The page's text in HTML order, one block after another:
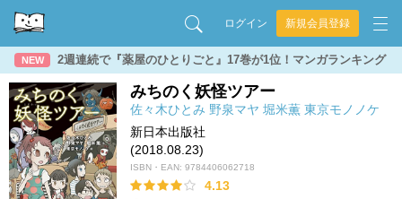
ログイン 新規会員登録
NEW 2週連続で『薬屋のひとりごと』17巻が1位！マンガランキング
みちのく妖怪ツアー
佐々木ひとみ 野泉マヤ 堀米薫 東京モノノケ
新日本出版社
(2018.08.23)
ISBN・EAN: 9784406062718
4.13